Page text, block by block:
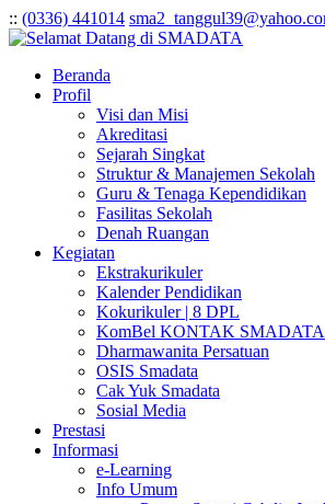
:: (0336) 441014
Beranda
Profil
Visi dan Misi
Akreditasi
Sejarah Singkat
Struktur & Manajemen Sekolah
Guru & Tenaga Kependidikan
Fasilitas Sekolah
Denah Ruangan
Kegiatan
Ekstrakurikuler
Kalender Pendidikan
Kokurikuler | 8 DPL
KomBel KONTAK SMADATA
Dharmawanita Persatuan
OSIS Smadata
Cak Yuk Smadata
Sosial Media
Prestasi
Informasi
e-Learning
Info Umum